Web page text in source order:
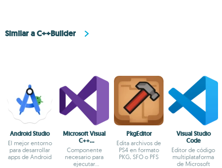
Similar a C++Builder
Android Studio
El mejor entorno
para desarrollar
apps de Android
Microsoft Visual
C++
Redistributable
Componente
necesario para
ejecutar
PkgEditor
Edita archivos de
PS4 en formato
PKG, SFO o PFS
Visual Studio
Code
Editor de código
multiplataforma
de Microsoft